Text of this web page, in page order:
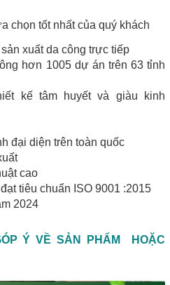
chọn tốt nhất của quý khách
xuất da công trực tiếp
hơn 1005 dự án trên 63 tỉnh
kế tâm huyết và giàu kinh
đại diện trên toàn quốc
cao
tiêu chuẩn ISO 9001 :2015
2024
Ý VỀ SẢN PHẨM HOẶC